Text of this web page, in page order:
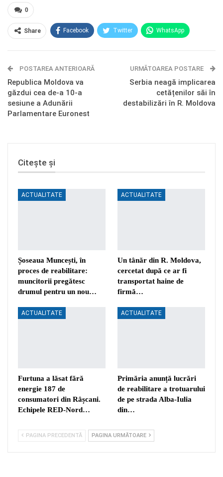
0
Share Facebook Twitter WhatsApp
Telegram OK.ru
POSTAREA ANTERIOARĂ
Republica Moldova va
găzdui cea de-a 10-a
sesiune a Adunării
Parlamentare Euronest
URMĂTOAREA POSTARE
Serbia neagă implicarea
cetățenilor săi în
destabilizări în R. Moldova
Citește și
ACTUALITATE
Șoseaua Muncești, în
proces de reabilitare:
muncitorii pregătesc
drumul pentru un nou…
ACTUALITATE
Un tânăr din R. Moldova,
cercetat după ce ar fi
transportat haine de
firmă…
ACTUALITATE
Furtuna a lăsat fără
energie 187 de
consumatori din Râșcani.
Echipele RED-Nord…
ACTUALITATE
Primăria anunță lucrări
de reabilitare a trotuarului
de pe strada Alba-Iulia
din…
PAGINA PRECEDENTĂ PAGINA URMĂTOARE